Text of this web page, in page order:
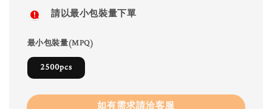
請以最小包裝量下單
最小包裝量(MPQ)
2500pcs